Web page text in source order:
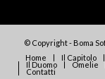
© Copyright - Boma
Home
Il Capitolo
Il Duomo Omelie
Contatti